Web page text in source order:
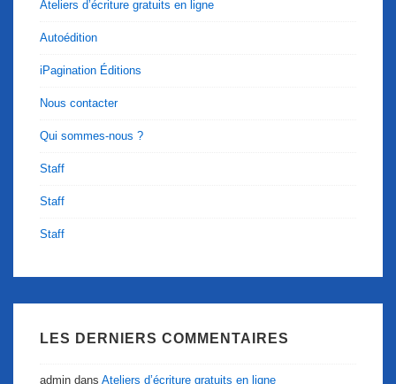
Ateliers d’écriture gratuits en ligne
Autoédition
iPagination Éditions
Nous contacter
Qui sommes-nous ?
Staff
Staff
Staff
LES DERNIERS COMMENTAIRES
admin dans Ateliers d’écriture gratuits en ligne